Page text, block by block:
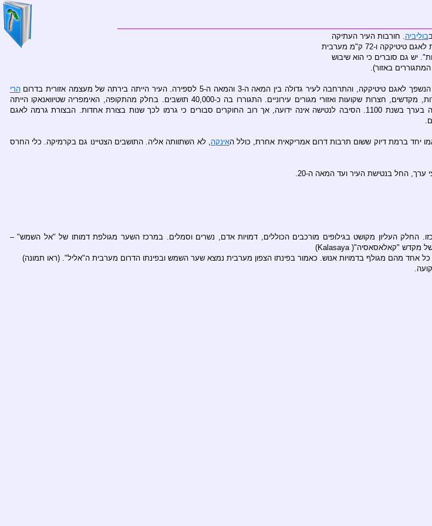
בוליביה. חורבות העיר העתיקה
יש גם סוברים כי הוא שיבוש
המתגוררים באזור).
לאגם טיטיקקה, והתרחבה לעיר גדולה בין המאה ה-3 והמאה ה-5 לספירה. העיר הייתה בירתה של מעצמה אזורית בדרום
הרי
. בשיא פריחתה, העיר השתרעה על פני שטח של 6 קמ"ר וכללה פירמידות, מקדשים, חצרות שקועות ואזורי מגורים עירוניים. התגוררו בה כ-40,000 תושבים. בחלק מהתקופה, האימפריה שטיוואנאקו הייתה
. העיר ננטשה בערך בשנת 1100. הסיבה לנטישה אינה ידועה, אך רוב החוקרים סבורים כי גרמו לכך שנות בצורת אחדות. הבצורת גרמה לאגם
יחד ברמת דיוק ששום תרבות דרום אמריקאית אחרת, כולל האינקה, לא השתוותה אליה. התושבים הצטיינו גם בקרמיקה. כלי החרס
החל בנטישת העיר ועד המאה ה-20.
, אך שבור במרכזו. החלק העליון מקושט בגילופים מורכבים הכוללים, דמויות אדם, נשרים וסמלים. במרכז השער מגולפת דמותו של "אל השמש" –